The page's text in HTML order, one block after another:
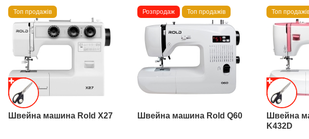
Топ продажів
Швейна машина Rold X27
Розпродаж Топ продажів
Швейна машина Rold Q60
Топ
Швейна
K432D